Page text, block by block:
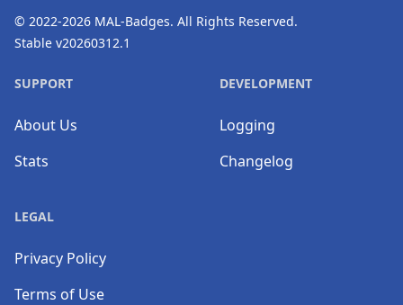
© 2022-2026 MAL-Badges. All Rights Reserved.
Stable v20260312.1
SUPPORT
About Us
Stats
DEVELOPMENT
Logging
Changelog
LEGAL
Privacy Policy
Terms of Use